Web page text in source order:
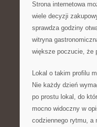
Strona internetowa
wiele decyzji
sprawdza godziny
witryna
większe poczucie, że
Lokal o takim profilu
Nie każdy dzień
po prostu lokal, do
mocno widoczny w
codziennego rytmu, a